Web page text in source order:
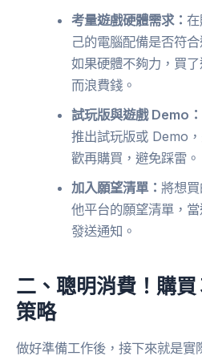
考量遊戲硬體需求：
己的電腦配備是否符
如果硬體不夠力，買
而浪費錢。
試玩版與遊戲 Demo：
推出試玩版或 Demo
歡再購買，避免踩雷。
加入願望清單：將想
他平台的願望清單，
發送通知。
二、聰明消費！購
策略
做好準備工作後，接下來就是實